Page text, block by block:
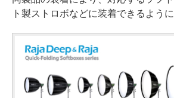
ト製ストロボなどに装着できるように